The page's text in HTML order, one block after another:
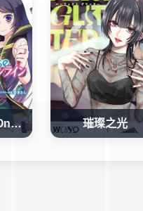
Only Sense Online 璀璨之光